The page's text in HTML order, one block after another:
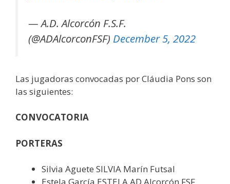
— A.D. Alcorcón F.S.F.
(@ADAlcorconFSF) December 5, 2022
Las jugadoras convocadas por Cláudia Pons son
las siguientes:
CONVOCATORIA
PORTERAS
Silvia Aguete SILVIA Marín Futsal